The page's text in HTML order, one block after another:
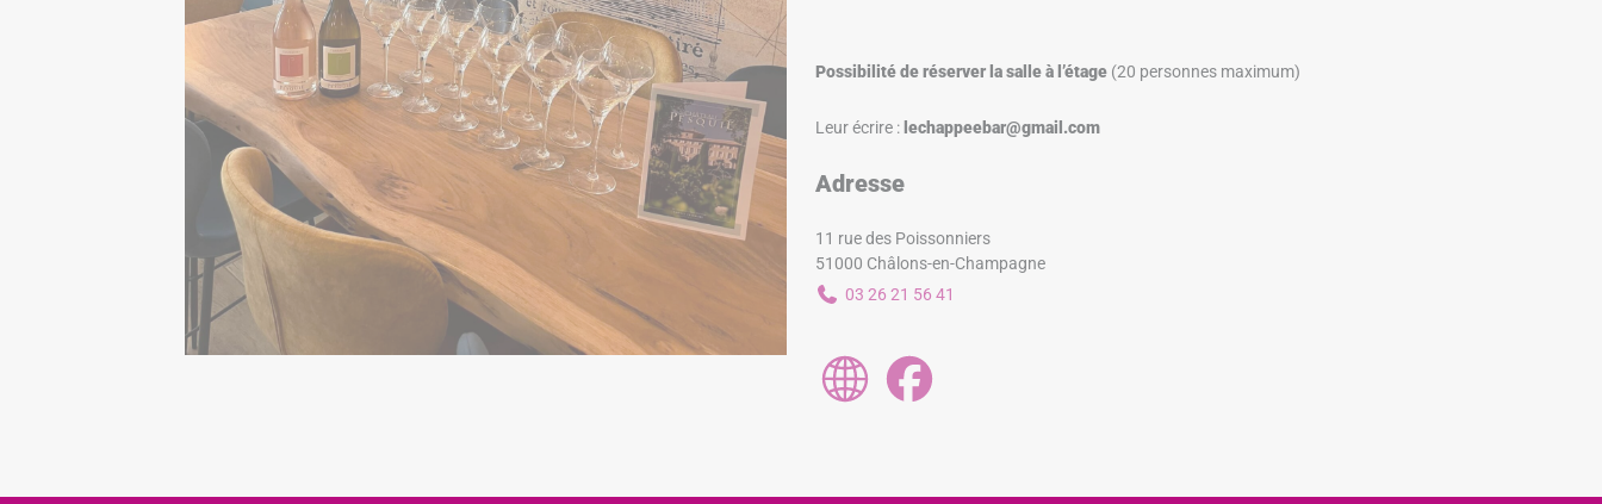
Possibilité de réserver la salle à l’étage (20 personnes maximum)
Leur écrire : lechappeebar@gmail.com
Adresse
11 rue des Poissonniers
51000 Châlons-en-Champagne
03 26 21 56 41